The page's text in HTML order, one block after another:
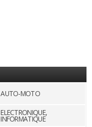
AUTO-MOTO
ELECTRONIQUE,
INFORMATIQUE